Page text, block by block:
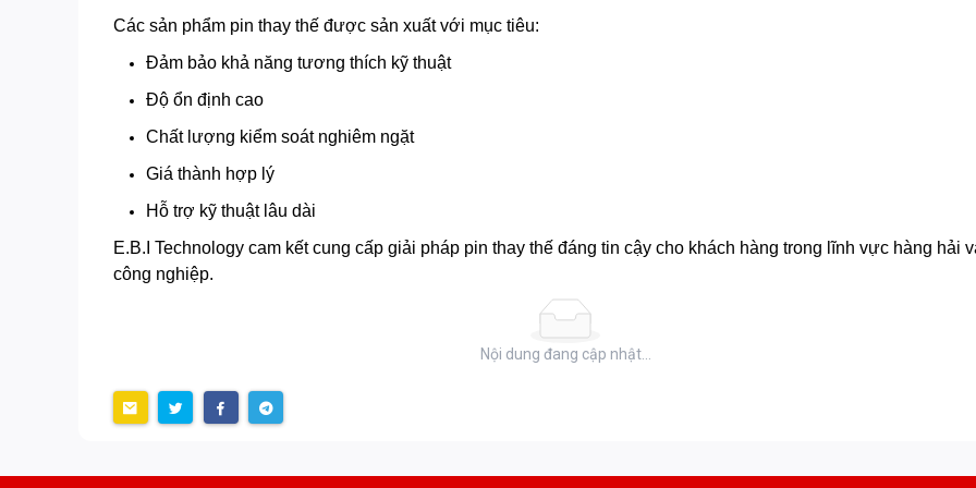
Các sản phẩm pin thay thế được sản xuất với mục tiêu:
Đảm bảo khả năng tương thích kỹ thuật
Độ ổn định cao
Chất lượng kiểm soát nghiêm ngặt
Giá thành hợp lý
Hỗ trợ kỹ thuật lâu dài
E.B.I Technology cam kết cung cấp giải pháp pin thay thế đáng tin cậy cho khách hàng trong lĩnh vực hàng hải
công nghiệp.
Nội dung đang cập nhật...